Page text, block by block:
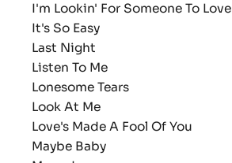
I'm Lookin' For Someone To Love
It's So Easy
Last Night
Listen To Me
Lonesome Tears
Look At Me
Love's Made A Fool Of You
Maybe Baby